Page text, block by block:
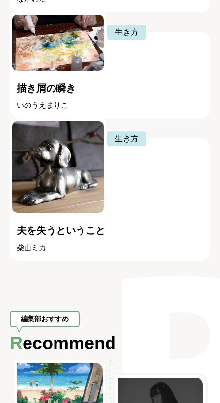
生き方
描き屑の瞬き
いのうえまりこ
生き方
夫を失うということ
柴山ミカ
編集部おすすめ
Recommend